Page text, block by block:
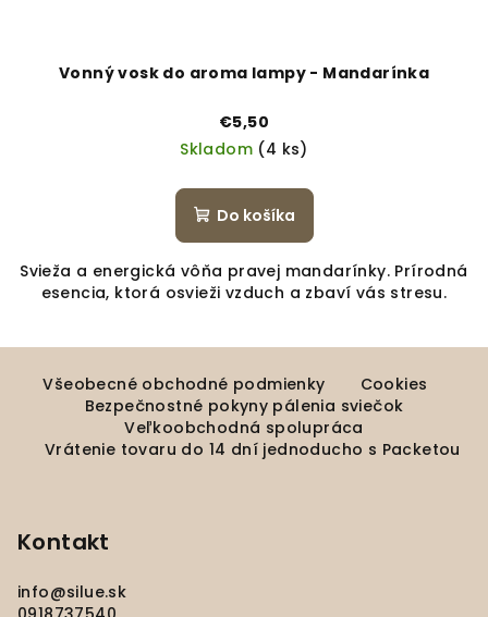
Vonný vosk do aroma lampy - Mandarínka
€5,50
Skladom (4 ks)
Do košíka
Svieža a energická vôňa pravej mandarínky. Prírodná
esencia, ktorá osvieži vzduch a zbaví vás stresu.
Všeobecné obchodné podmienky
Cookies
Bezpečnostné pokyny pálenia sviečok
Veľkoobchodná spolupráca
Vrátenie tovaru do 14 dní jednoducho s Packetou
Kontakt
info@silue.sk